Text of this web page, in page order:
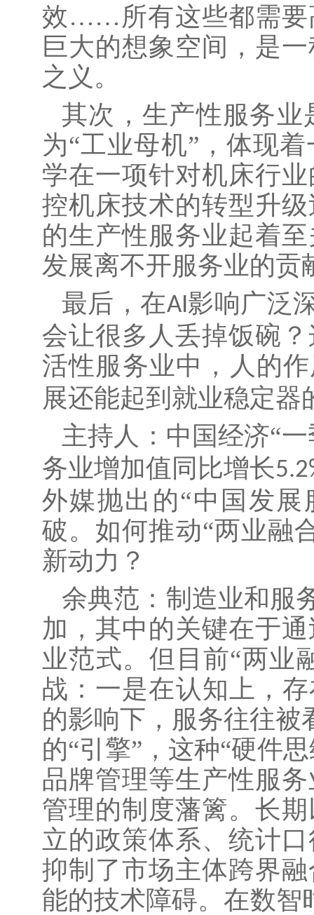
效……所有这些都需要
巨大的想象空间，是
之义。
其次，生产性服务
为“工业母机”，体现
学在一项针对机床行
控机床技术的转型升
的生产性服务业起着
发展离不开服务业的贡
最后，在AI影响广泛
会让很多人丢掉饭碗
活性服务业中，人的
展还能起到就业稳定器
主持人：中国经济“
务业增加值同比增长
外媒抛出的“中国发
破。如何推动“两业融
新动力？
余典范：制造业和服
加，其中的关键在于
业范式。但目前“两业
战：一是在认知上，
的影响下，服务往往被
的“引擎”，这种“硬件
品牌管理等生产性服
管理的制度藩篱。长
立的政策体系、统计
抑制了市场主体跨界
能的技术障碍。在数智